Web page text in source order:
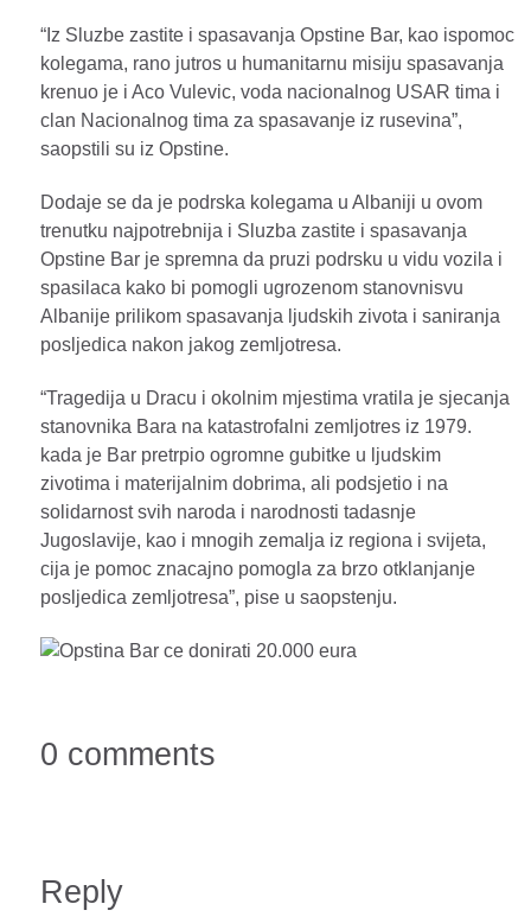
“Iz Sluzbe zastite i spasavanja Opstine Bar, kao ispomoc
kolegama, rano jutros u humanitarnu misiju spasavanja
krenuo je i Aco Vulevic, voda nacionalnog USAR tima i
clan Nacionalnog tima za spasavanje iz rusevina”,
saopstili su iz Opstine.
Dodaje se da je podrska kolegama u Albaniji u ovom
trenutku najpotrebnija i Sluzba zastite i spasavanja
Opstine Bar je spremna da pruzi podrsku u vidu vozila i
spasilaca kako bi pomogli ugrozenom stanovnisvu
Albanije prilikom spasavanja ljudskih zivota i saniranja
posljedica nakon jakog zemljotresa.
“Tragedija u Dracu i okolnim mjestima vratila je sjecanja
stanovnika Bara na katastrofalni zemljotres iz 1979.
kada je Bar pretrpio ogromne gubitke u ljudskim
zivotima i materijalnim dobrima, ali podsjetio i na
solidarnost svih naroda i narodnosti tadasnje
Jugoslavije, kao i mnogih zemalja iz regiona i svijeta,
cija je pomoc znacajno pomogla za brzo otklanjanje
posljedica zemljotresa”, pise u saopstenju.
0 comments
Reply